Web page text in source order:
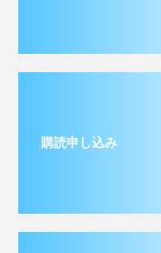
購読申し込み